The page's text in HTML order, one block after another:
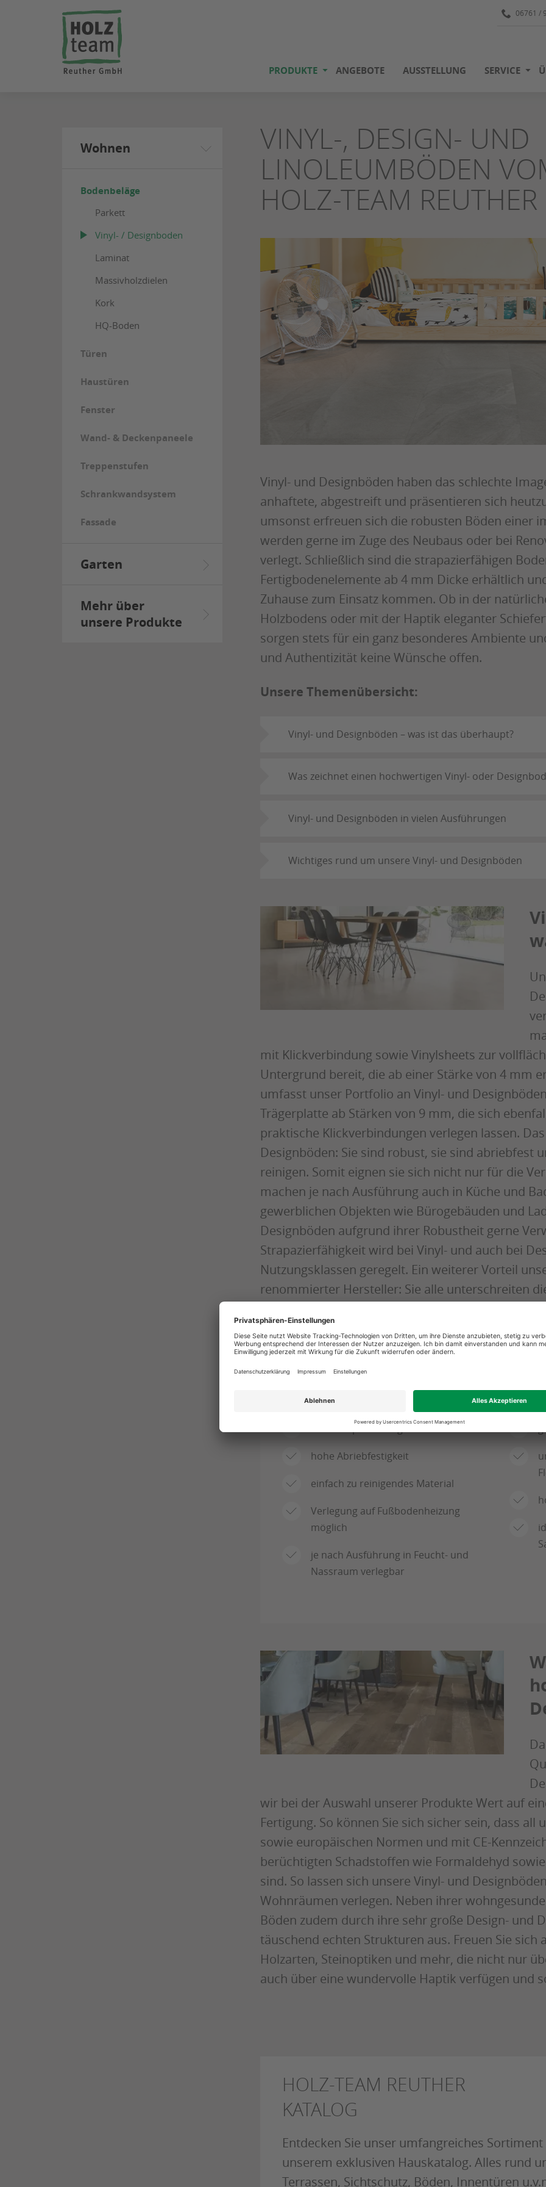
SEITENINHALT
SPRINGEN
06761 /
PRODUKTE ANGEBOTE AUSSTELLUNG SERVICE
Wohnen
Bodenbeläge
Parkett
Vinyl- / Designboden
Laminat
Massivholzdielen
Kork
HQ-Boden
Türen
Haustüren
Fenster
Wand- & Deckenpaneele
Treppenstufen
Schrankwandsystem
Fassade
Garten
Mehr über
unsere Produkte
VINYL-, DESIGN- UND
LINOLEUMBÖDEN
HOLZ-TEAM REUTHER
Vinyl- und Designböden haben das schlechte
anhaftete, abgestreift und präsentieren sich
umsonst erfreuen sich die robusten Böden einer
werden gerne im Zuge des Neubaus oder bei
verlegt. Schließlich sind die strapazierfähigen
Fertigbodenelemente ab 4 mm Dicke erhältlich
Zuhause zum Einsatz kommen. Ob in der
Holzbodens oder mit der Haptik eleganter
sorgen stets für ein ganz besonderes Ambiente
und Authentizität keine Wünsche offen.
Unsere Themenübersicht:
Vinyl- und Designböden – was ist das überhaupt?
Was zeichnet einen hochwertigen Vinyl- oder
Vinyl- und Designböden in vielen Ausführungen
Wichtiges rund um unsere Vinyl- und Designböden
mit Klickverbindung sowie Vinylsheets zur
Untergrund bereit, die ab einer Stärke von 4 mm
umfasst unser Portfolio an Vinyl- und
Trägerplatte ab Stärken von 9 mm, die sich
praktische Klickverbindungen verlegen lassen.
Designböden: Sie sind robust, sie sind abriebfest
reinigen. Somit eignen sie sich nicht nur für die
machen je nach Ausführung auch in Küche und
gewerblichen Objekten wie Bürogebäuden und
Designböden aufgrund ihrer Robustheit gerne
Strapazierfähigkeit wird bei Vinyl- und auch bei
Nutzungsklassen geregelt. Ein weiterer Vorteil
renommierter Hersteller: Sie alle unterschreiten
der zulässigen VOC-Emissionsbegrenzung und
Qualitätszertifikaten ausgestattet.
DIE VORTEILE EINES VINYL-
sehr strapazierfähig und robust
hohe Abriebfestigkeit
einfach zu reinigendes Material
Verlegung auf Fußbodenheizung
möglich
je nach Ausführung in Feucht- und
Nassraum verlegbar
wir bei der Auswahl unserer Produkte Wert auf
Fertigung. So können Sie sich sicher sein, dass all
sowie europäischen Normen und mit CE-
berüchtigten Schadstoffen wie Formaldehyd
sind. So lassen sich unsere Vinyl- und
Wohnräumen verlegen. Neben ihrer
Böden zudem durch ihre sehr große Design- und
täuschend echten Strukturen aus. Freuen Sie sich
Holzarten, Steinoptiken und mehr, die nicht nur
auch über eine wundervolle Haptik verfügen und
HOLZ-TEAM REUTHER
KATALOG
Entdecken Sie unser umfangreiches Sortiment
unserem exklusiven Hauskatalog. Alles rund
Terrassen, Sichtschutz, Böden, Innentüren